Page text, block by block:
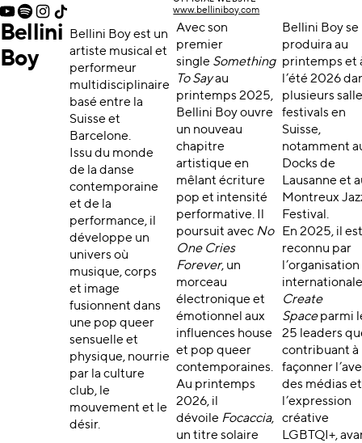
www.belliniboy.com
Bellini
Boy
Bellini Boy est un
artiste musical et
performeur
multidisciplinaire
basé entre la
Suisse et
Barcelone.
Issu du monde
de la danse
contemporaine
et de la
performance, il
développe un
univers où
musique, corps
et image
fusionnent dans
une pop queer
sensuelle et
physique, nourrie
par la culture
club, le
mouvement et le
désir.
Avec son
premier
single Something
To Sayau
printemps 2025,
Bellini Boy ouvre
un nouveau
chapitre
artistique en
mêlant écriture
pop et intensité
performative. Il
poursuit avec No
One Cries
Forever, un
morceau
électronique et
émotionnel aux
influences house
et pop queer
contemporaines.
Au printemps
2026, il
dévoile Focaccia,
un titre solaire
Bellini Boy se
produira au
printemps et
l’été 2026
plusieurs
festivals en
Suisse,
notamment
Docks de
Lausanne et
Montreux
Festival.
En 2025, il
reconnu par
l’organisation
Create
Spaceparmi
25 leaders
contribuant à
façonner
des médias
l’expression
créative
LGBTQI+,